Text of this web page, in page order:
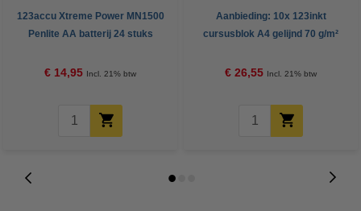
123accu Xtreme Power MN1500
Penlite AA batterij 24 stuks
€ 14,95 Incl. 21% btw
Aanbieding: 10x 123inkt
cursusblok A4 gelijnd 70 g/m²
€ 26,55 Incl. 21% btw